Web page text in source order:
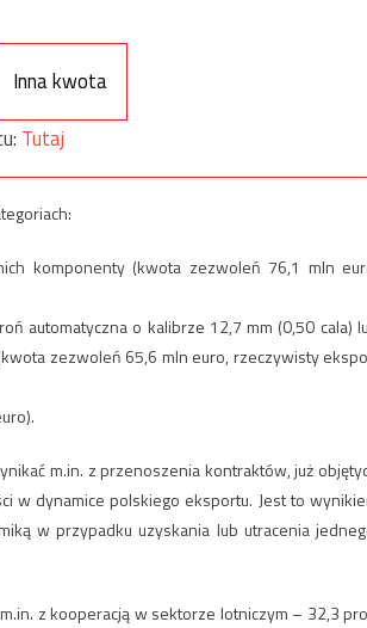
Inna kwota
Tutaj
komponenty (kwota zezwoleń 76,1 mln
automatyczna o kalibrze 12,7 mm (0,50 cala)
zezwoleń 65,6 mln euro, rzeczywisty
m.in. z przenoszenia kontraktów, już
w dynamice polskiego eksportu. Jest to
w przypadku uzyskania lub utracenia
z kooperacją w sektorze lotniczym – 32,3